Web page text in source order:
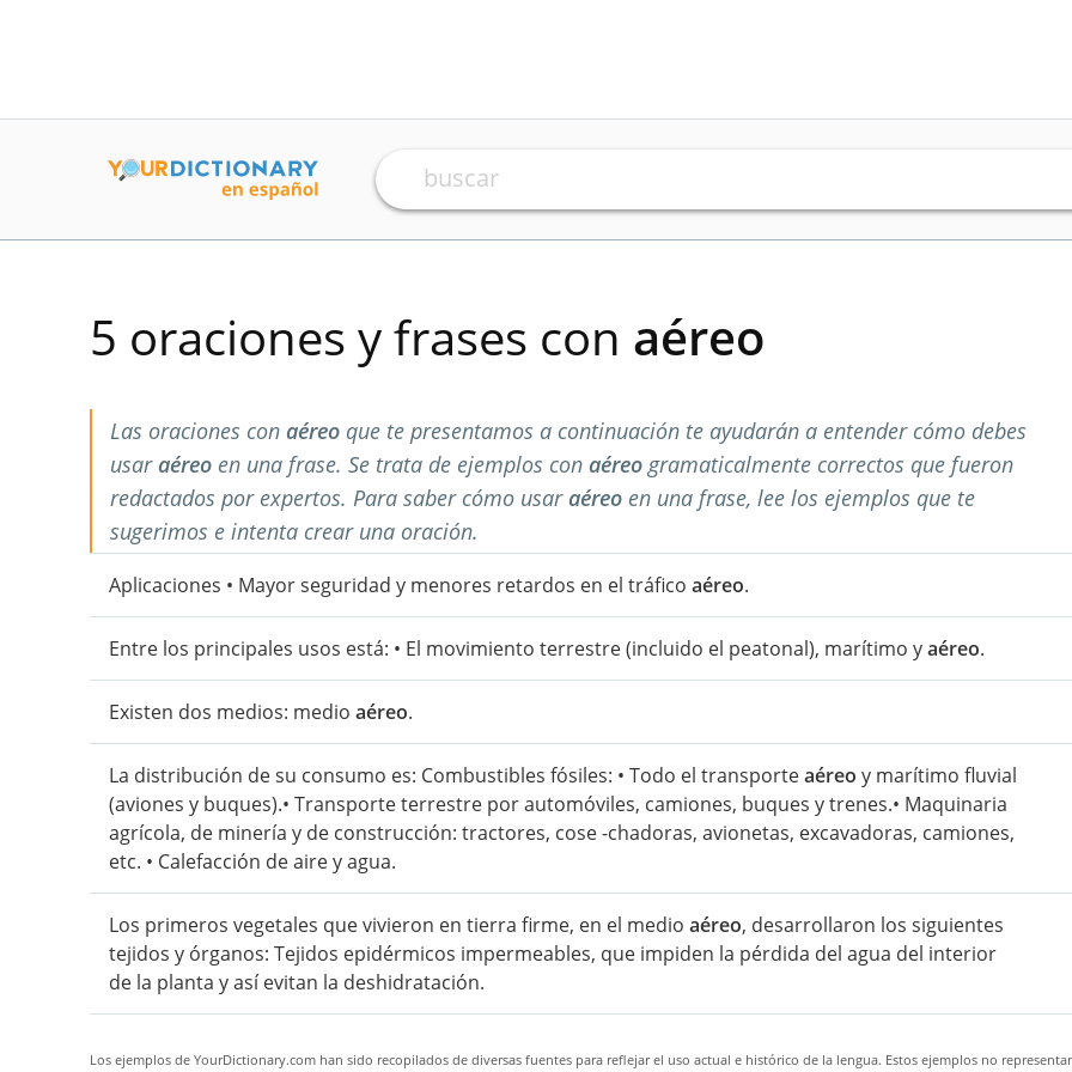
5 oraciones y frases con aéreo
Las oraciones con aéreo que te presentamos a continuación te ayudarán a entender cómo debes
usaraéreo en una frase. Se trata de ejemplos con aéreogramaticalmente correctos que fueron
redactados por expertos. Para saber cómo usaraéreo en una frase, lee los ejemplos que te
sugerimos e intenta crear una oración.
Aplicaciones • Mayor seguridad y menores retardos en el tráfico aéreo.
Entre los principales usos está: • El movimiento terrestre (incluido el peatonal), marítimo yaéreo.
Existen dos medios: medio aéreo.
La distribución de su consumo es: Combustibles fósiles: • Todo el transporteaéreo y marítimo fluvial
(aviones y buques).• Transporte terrestre por automóviles, camiones, buques y trenes.• Maquinaria
agrícola, de minería y de construcción: tractores, cose -chadoras, avionetas, excavadoras, camiones,
etc. • Calefacción de aire y agua.
Los primeros vegetales que vivieron en tierra firme, en el medio aéreo, desarrollaron los siguientes
tejidos y órganos: Tejidos epidérmicos impermeables, que impiden la pérdida del agua del interior
de la planta y así evitan la deshidratación.
Los ejemplos de YourDictionary.com han sido recopilados de diversas fuentes para reflejar el uso actual e histórico de la lengua. Estos ejemplos no